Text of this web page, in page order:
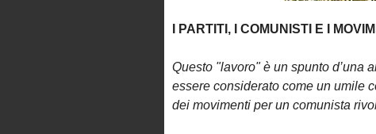
I PARTITI, I COMUNISTI E I
Questo "lavoro" è un spunto d’una
essere considerato come un umile
dei movimenti per un comunista